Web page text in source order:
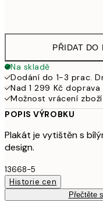
PŘIDAT DO
Na skladě
Dodání do 1-3 prac.
Nad 1 299 Kč doprava
Možnost vrácení
POPIS VÝROBKU
Plakát je vytištěn s
design.
13668-5
Historie cen
Přečtěte